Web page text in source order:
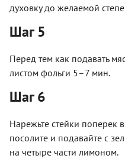
духовку до желаемой
Шаг 5
Перед тем как подавать
листом фольги 5–7 мин.
Шаг 6
Нарежьте стейки поперек
посолите и подавайте с
на четыре части лимоном.